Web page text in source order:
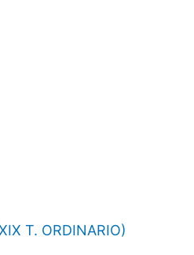
T. ORDINARIO)